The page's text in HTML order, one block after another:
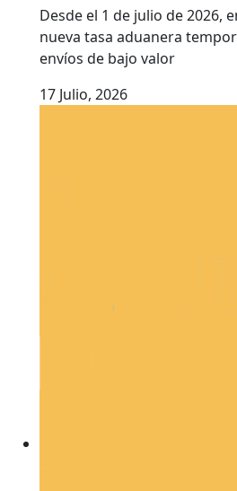
Desde el 1 de julio de 2026,
nueva tasa aduanera
envíos de bajo valor
17 Julio, 2026